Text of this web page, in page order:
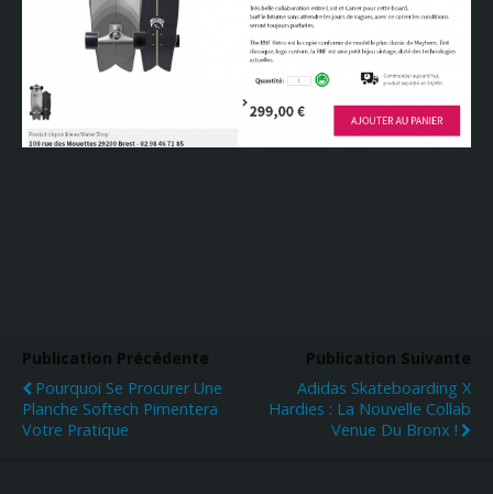
Publication Précédente
Pourquoi Se Procurer Une
Planche Softech Pimentera
Votre Pratique
Publication Suivante
Adidas Skateboarding X
Hardies : La Nouvelle Collab
Venue Du Bronx !